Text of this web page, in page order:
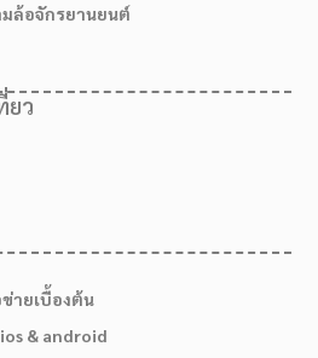
ล้อจักรยานยนต์
ยว
ายเบื้องต้น
& android